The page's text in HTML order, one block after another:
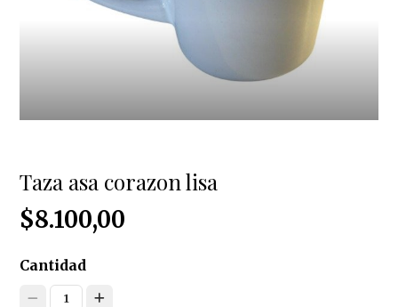
Taza asa corazon lisa
$8.100,00
Cantidad
1